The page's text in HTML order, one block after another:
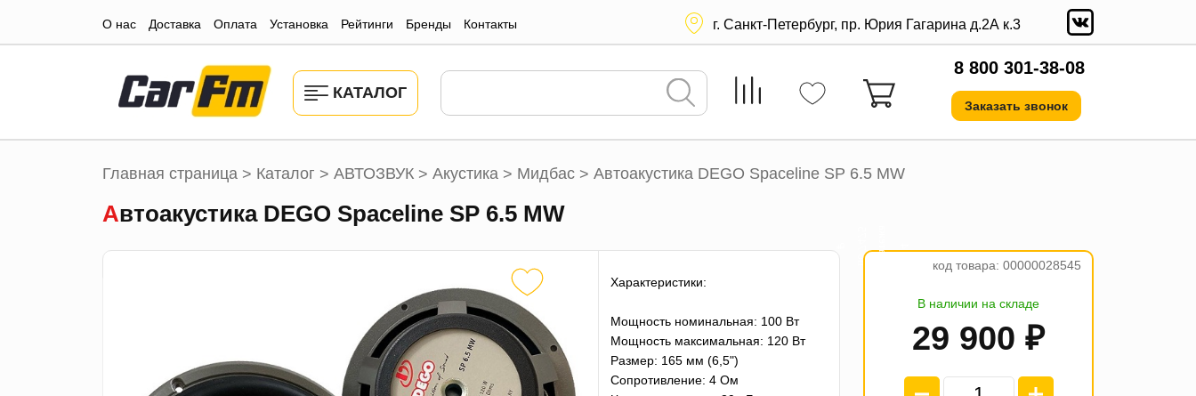
О нас Доставка Оплата Установка Рейтинги Бренды Контакты г. Санкт-Петербург, пр. Юрия Гагарина д.2А к.3
КАТАЛОГ
8 800 301-38-08
Заказать звонок
Главная страница > Каталог > АВТОЗВУК > Акустика > Мидбас > Автоакустика DEGO Spaceline SP 6.5 MW
Автоакустика DEGO Spaceline SP 6.5 MW
Характеристики:
Мощность номинальная: 100 Вт
Мощность максимальная: 120 Вт
Размер: 165 мм (6,5")
Сопротивление: 4 Ом
код товара: 00000028545
В наличии на складе
29 900 ₽
а
5